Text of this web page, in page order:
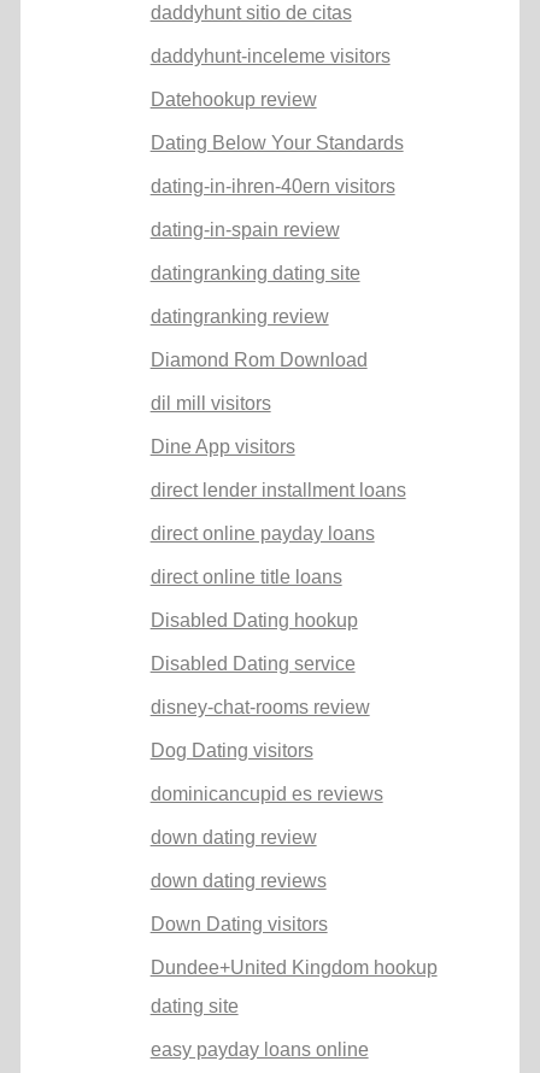
daddyhunt sitio de citas
daddyhunt-inceleme visitors
Datehookup review
Dating Below Your Standards
dating-in-ihren-40ern visitors
dating-in-spain review
datingranking dating site
datingranking review
Diamond Rom Download
dil mill visitors
Dine App visitors
direct lender installment loans
direct online payday loans
direct online title loans
Disabled Dating hookup
Disabled Dating service
disney-chat-rooms review
Dog Dating visitors
dominicancupid es reviews
down dating review
down dating reviews
Down Dating visitors
Dundee+United Kingdom hookup
dating site
easy payday loans online